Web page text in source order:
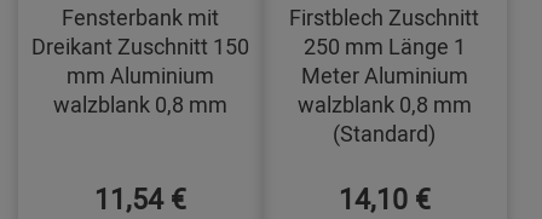
Fensterbank mit
Dreikant Zuschnitt 150
mm Aluminium
walzblank 0,8 mm
11,54 €
Firstblech Zuschnitt
250 mm Länge 1
Meter Aluminium
walzblank 0,8 mm
(Standard)
14,10 €